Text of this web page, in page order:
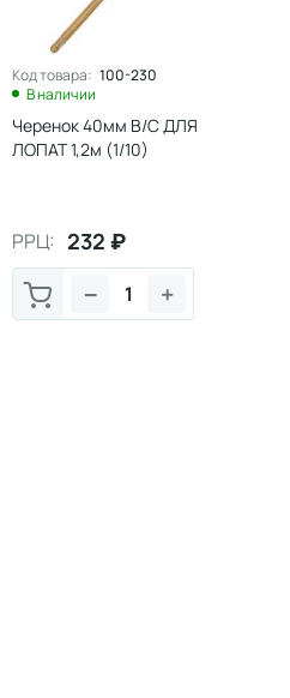
Код товара: 100-230
В наличии
Черенок 40мм В/С ДЛЯ
ЛОПАТ 1,2м (1/10)
РРЦ: 232 ₽
+
−